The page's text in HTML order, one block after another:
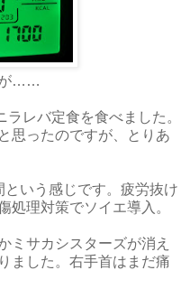
が……
レバ定食を食べました。
思ったのですが、とりあ
いう感じです。疲労抜け
処理対策でソイエ導入。
ミサカシスターズが消え
ました。右手首はまだ痛